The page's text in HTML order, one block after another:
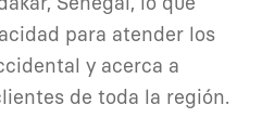
Senegal, lo que
para atender los
y acerca a
de toda la región.